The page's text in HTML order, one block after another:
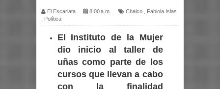
El Escarlata 8:00 a.m. Chalco
Fabiola Islas
Política
El Instituto de la Mujer
dio inicio al taller de
uñas como parte de los
cursos que llevan a cabo
con la finalidad